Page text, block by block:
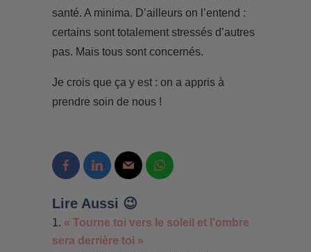
santé. A minima. D’ailleurs on l’entend :
certains sont totalement stressés d’autres
pas. Mais tous sont concernés.
Je crois que ça y est : on a appris à
prendre soin de nous !
Lire Aussi 😉
« Tourne toi vers le soleil et l’ombre
sera derrière toi »